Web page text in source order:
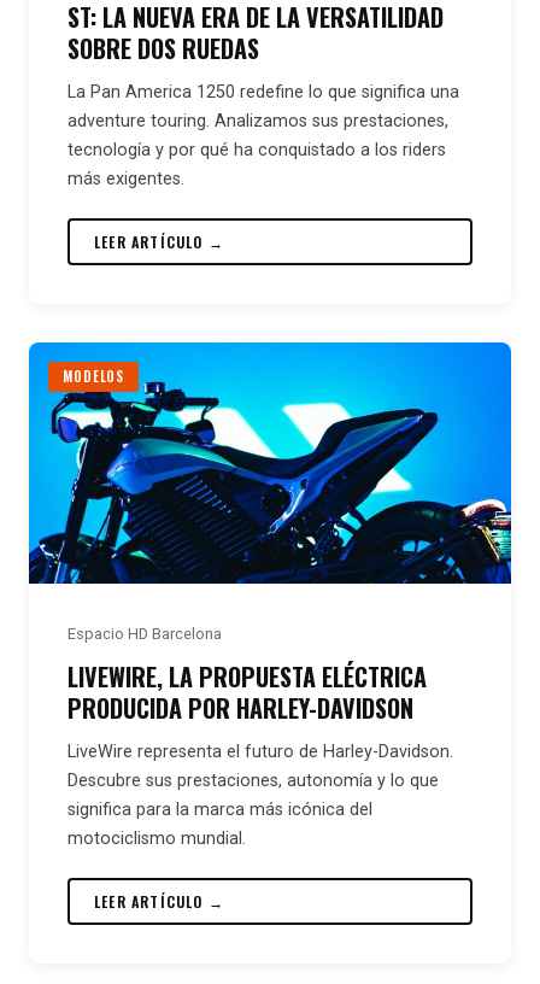
ST: LA NUEVA ERA DE LA VERSATILIDAD
SOBRE DOS RUEDAS
La Pan America 1250 redefine lo que significa una
adventure touring. Analizamos sus prestaciones,
tecnología y por qué ha conquistado a los riders
más exigentes.
LEER ARTÍCULO →
MODELOS
Espacio HD Barcelona
LIVEWIRE, LA PROPUESTA ELÉCTRICA
PRODUCIDA POR HARLEY-DAVIDSON
LiveWire representa el futuro de Harley-Davidson.
Descubre sus prestaciones, autonomía y lo que
significa para la marca más icónica del
motociclismo mundial.
LEER ARTÍCULO →